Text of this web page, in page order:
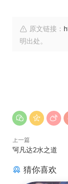
原文链接：
明出处。
上一篇
阿凡达2水之道
猜你喜欢